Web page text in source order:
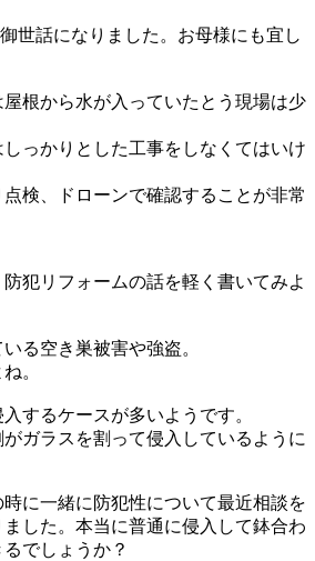
世話になりました。お母様にも宜し
根から水が入っていたとう現場は少
っかりとした工事をしなくてはいけ
検、ドローンで確認することが非常
犯リフォームの話を軽く書いてみよ
る空き巣被害や強盗。
。
するケースが多いようです。
ガラスを割って侵入しているように
に一緒に防犯性について最近相談を
した。本当に普通に侵入して鉢合わ
でしょうか？